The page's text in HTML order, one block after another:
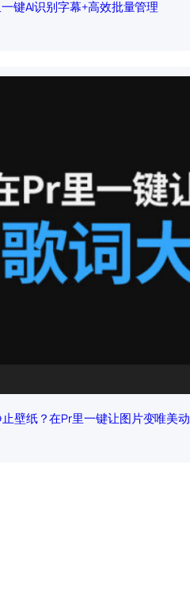
键AI识别字幕+高效批量管理
壁纸？在Pr里一键让图片变唯美